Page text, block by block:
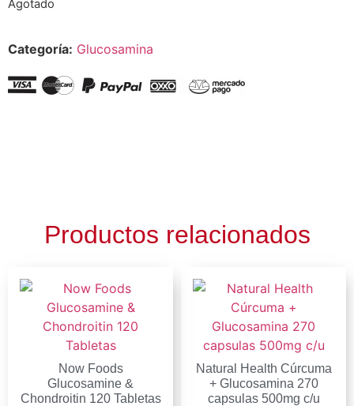
Agotado
Categoría: Glucosamina
Productos relacionados
Now Foods
Glucosamine &
Chondroitin 120 Tabletas
Natural Health Cúrcuma
+ Glucosamina 270
capsulas 500mg c/u